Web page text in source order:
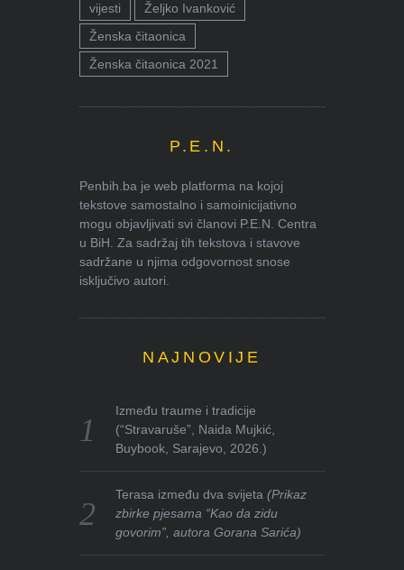
vijesti
Željko Ivanković
Ženska čitaonica
Ženska čitaonica 2021
P.E.N.
Penbih.ba je web platforma na kojoj
tekstove samostalno i samoinicijativno
mogu objavljivati svi članovi P.E.N. Centra
u BiH. Za sadržaj tih tekstova i stavove
sadržane u njima odgovornost snose
isključivo autori.
NAJNOVIJE
Između traume i tradicije
(“Stravaruše”, Naida Mujkić,
Buybook, Sarajevo, 2026.)
Terasa između dva svijeta(Prikaz
zbirke pjesama “Kao da zidu
govorim”, autora Gorana Sarića)